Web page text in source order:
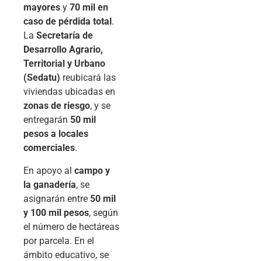
mayores y 70 mil en
caso de pérdida total .
La Secretaría de
Desarrollo Agrario,
Territorial y Urbano
(Sedatu) reubicará las
viviendas ubicadas en
zonas de riesgo, y se
entregarán 50 mil
pesos a locales
comerciales.
En apoyo al campo y
la ganadería, se
asignarán entre 50 mil
y 100 mil pesos, según
el número de hectáreas
por parcela. En el
ámbito educativo, se